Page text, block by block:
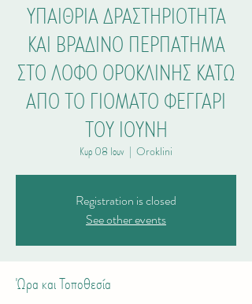
ΥΠΑΙΘΡΙΑ ΔΡΑΣΤΗΡΙΟΤΗΤΑ
ΚΑΙ ΒΡΑΔΙΝΟ ΠΕΡΠΑΤΗΜΑ
ΣΤΟ ΛΟΦΟ ΟΡΟΚΛΙΝΗΣ ΚΑΤΩ
ΑΠΟ ΤΟ ΓΙΟΜΑΤΟ ΦΕΓΓΑΡΙ
ΤΟΥ ΙΟΥΝΗ
Κυρ 08 Ιουν
  |
Oroklini
Registration is closed
See other events
Ώρα και Τοποθεσία